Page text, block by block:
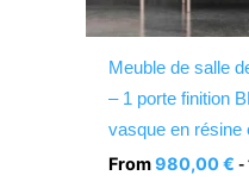
Meuble de salle
– 1 porte finition
vasque en résine
From980,00€ -